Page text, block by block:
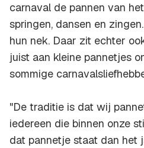
carnaval de pannen van
springen, dansen en
hun nek. Daar zit echter
juist aan kleine pannetjes
sommige
"De traditie is dat wij
iedereen die binnen onze
dat pannetje staat dan het